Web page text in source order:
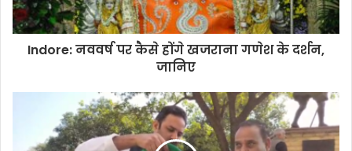
Indore: नववर्ष पर कैसे होंगे खजराना गणेश के दर्शन,
जानिए